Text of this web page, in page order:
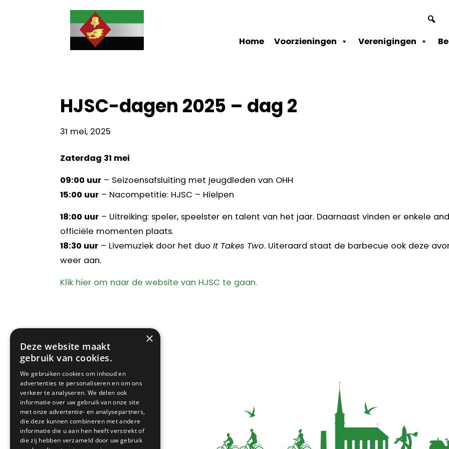
Doarpsbelang
Jutrijp-
Rechts
Home Voorzieningen Verenigingen
HJSC-dagen 2025 – dag 2
31 mei, 2025
Zaterdag 31 mei
09:00 uur– Seizoensafsluiting met jeugdleden van OHH
15:00 uur– Nacompetitie: HJSC – Hielpen
18:00 uur– Uitreiking: speler, speelster en talent van het jaar. Daarnaast vinden er enkele
officiële momenten plaats.
18:30 uur– Livemuziek door het duo It Takes Two. Uiteraard staat de barbecue ook deze
weer aan.
Klik hier om naar de website van HJSC te gaan.
×
Deze website maakt
gebruik van cookies.
We gebruiken cookies om inhoud en
advertenties te personaliseren en om ons
verkeer te analyseren. We delen ook
informatie over uw gebruik van onze site
met onze advertentie- en analysepartners,
die deze kunnen combineren met andere
informatie die u aan hen heeft verstrekt of
die zij hebben verzameld door uw gebruik